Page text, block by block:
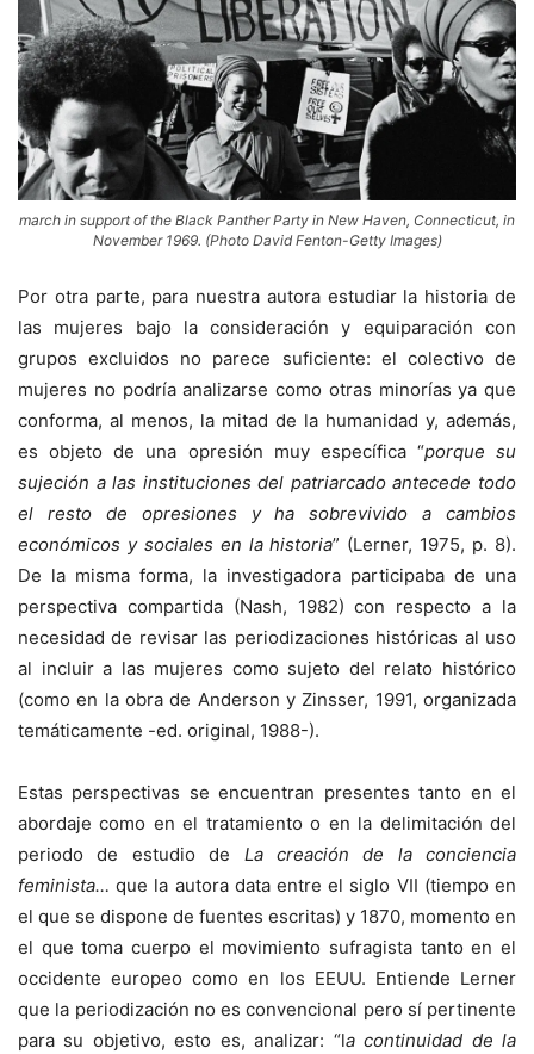
march in support of the Black Panther Party in New Haven, Connecticut, in
November 1969. (Photo David Fenton-Getty Images)
Por otra parte, para nuestra autora estudiar la historia de
las mujeres bajo la consideración y equiparación con
grupos excluidos no parece suficiente: el colectivo de
mujeres no podría analizarse como otras minorías ya que
conforma, al menos, la mitad de la humanidad y, además,
es objeto de una opresión muy específica “porque su
sujeción a las instituciones del patriarcado antecede todo
el resto de opresiones y ha sobrevivido a cambios
económicos y sociales en la historia” (Lerner, 1975, p. 8).
De la misma forma, la investigadora participaba de una
perspectiva compartida (Nash, 1982) con respecto a la
necesidad de revisar las periodizaciones históricas al uso
al incluir a las mujeres como sujeto del relato histórico
(como en la obra de Anderson y Zinsser, 1991, organizada
temáticamente -ed. original, 1988-).
Estas perspectivas se encuentran presentes tanto en el
abordaje como en el tratamiento o en la delimitación del
periodo de estudio de La creación de la conciencia
feminista…que la autora data entre el siglo VII (tiempo en
el que se dispone de fuentes escritas) y 1870, momento en
el que toma cuerpo el movimiento sufragista tanto en el
occidente europeo como en los EEUU. Entiende Lerner
que la periodización no es convencional pero sí pertinente
para su objetivo, esto es, analizar: “la continuidad de la